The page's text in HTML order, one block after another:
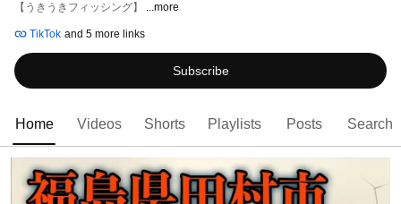
【うきうきフィッシング】 ...more
TikTok and 5 more links
Subscribe
Home Videos Shorts Playlists Posts Search